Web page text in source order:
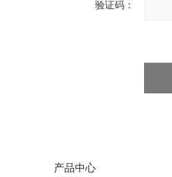
验证码：
产品中心